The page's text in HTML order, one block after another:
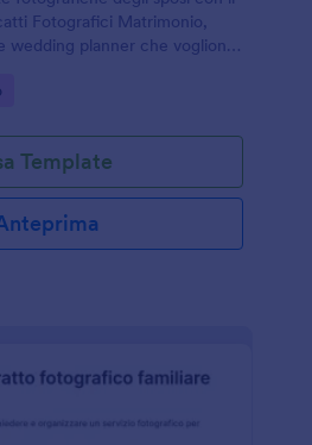
Fotografici Matrimonio,
wedding planner che vogliono
Template